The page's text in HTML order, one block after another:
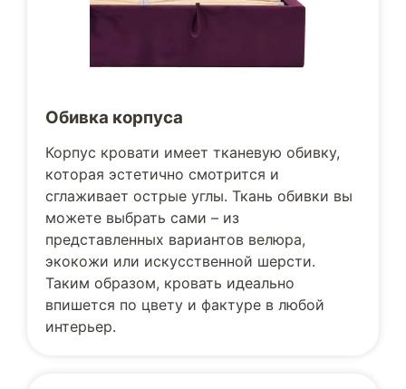
Обивка корпуса
Корпус кровати имеет тканевую обивку,
которая эстетично смотрится и
сглаживает острые углы. Ткань обивки вы
можете выбрать сами – из
представленных вариантов велюра,
экокожи или искусственной шерсти.
Таким образом, кровать идеально
впишется по цвету и фактуре в любой
интерьер.